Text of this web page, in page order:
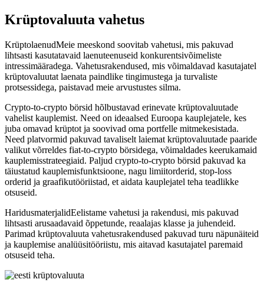
Krüptovaluuta vahetus
KrüptolaenudMeie meeskond soovitab vahetusi, mis pakuvad
lihtsasti kasutatavaid laenuteenuseid konkurentsivõimeliste
intressimääradega. Vahetusrakendused, mis võimaldavad kasutajatel
krüptovaluutat laenata paindlike tingimustega ja turvaliste
protsessidega, paistavad meie arvustustes silma.
Crypto-to-crypto börsid hõlbustavad erinevate krüptovaluutade
vahelist kauplemist. Need on ideaalsed Euroopa kauplejatele, kes
juba omavad krüptot ja soovivad oma portfelle mitmekesistada.
Need platvormid pakuvad tavaliselt laiemat krüptovaluutade paaride
valikut võrreldes fiat-to-crypto börsidega, võimaldades keerukamaid
kauplemisstrateegiaid. Paljud crypto-to-crypto börsid pakuvad ka
täiustatud kauplemisfunktsioone, nagu limiitorderid, stop-loss
orderid ja graafikutööriistad, et aidata kauplejatel teha teadlikke
otsuseid.
HaridusmaterjalidEelistame vahetusi ja rakendusi, mis pakuvad
lihtsasti arusaadavaid õppetunde, reaalajas klasse ja juhendeid.
Parimad krüptovaluuta vahetusrakendused pakuvad turu näpunäiteid
ja kauplemise analüüsitööriistu, mis aitavad kasutajatel paremaid
otsuseid teha.